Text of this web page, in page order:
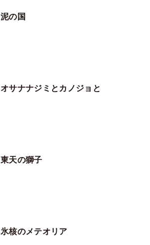
泥の国
オサナナジミとカノジョと
東天の獅子
氷核のメテオリア